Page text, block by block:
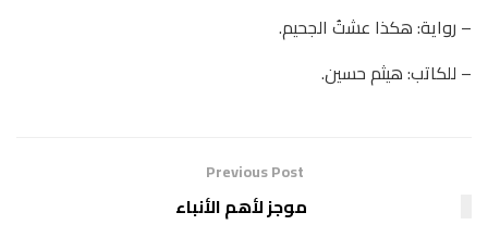
– رواية: هكذا عشتُ الجحيم.
– للكاتب: هيثم حسين.
Previous Post
موجز لأهم الأنباء